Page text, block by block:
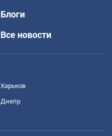
Блоги
Все новости
Харьков
Днепр